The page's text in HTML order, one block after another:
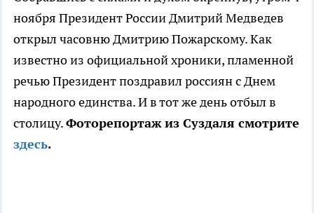
ноября Президент России Дмитрий Медведев
открыл часовню Дмитрию Пожарскому. Как
известно из официальной хроники, пламенной
речью Президент поздравил россиян с Днем
народного единства. И в тот же день отбыл в
столицу.Фоторепортаж из Суздаля смотрите
здесь.